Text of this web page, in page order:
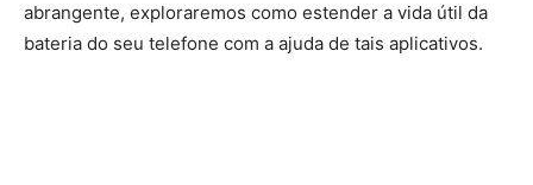
abrangente, exploraremos como estender a vida útil da
bateria do seu telefone com a ajuda de tais aplicativos.